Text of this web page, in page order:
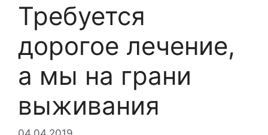
Требуется
дорогое лечение,
а мы на грани
выживания